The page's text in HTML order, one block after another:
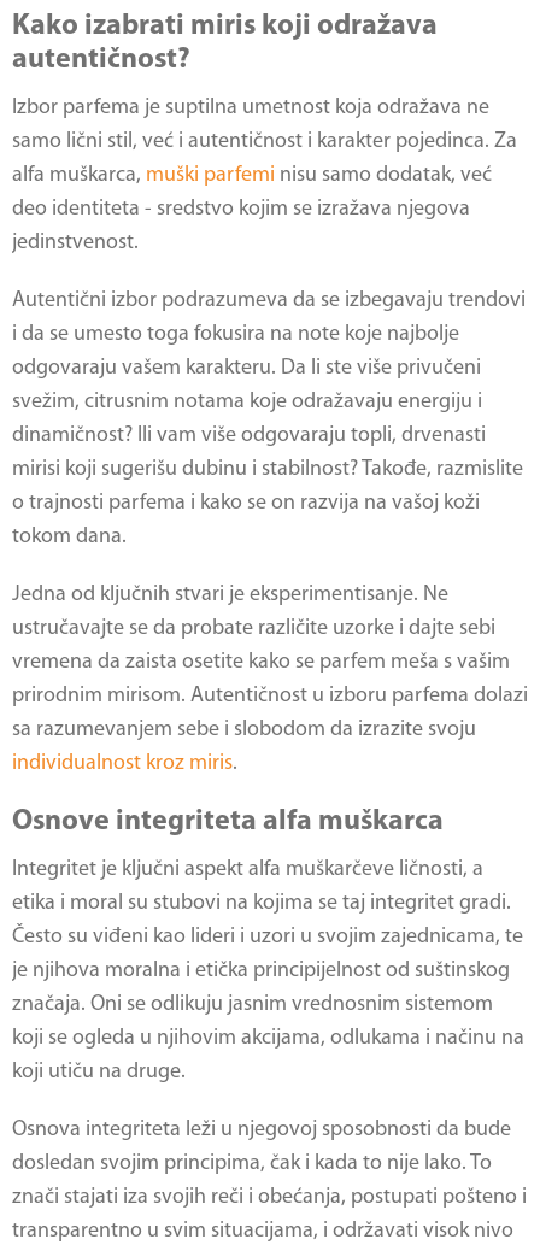
Kako izabrati miris koji odražava
autentičnost?
Izbor parfema je suptilna umetnost koja odražava ne
samo lični stil, već i autentičnost i karakter pojedinca. Za
alfa muškarca, muški parfemi nisu samo dodatak, već
deo identiteta - sredstvo kojim se izražava njegova
jedinstvenost.
Autentični izbor podrazumeva da se izbegavaju trendovi
i da se umesto toga fokusira na note koje najbolje
odgovaraju vašem karakteru. Da li ste više privučeni
svežim, citrusnim notama koje odražavaju energiju i
dinamičnost? Ili vam više odgovaraju topli, drvenasti
mirisi koji sugerišu dubinu i stabilnost? Takođe, razmislite
o trajnosti parfema i kako se on razvija na vašoj koži
tokom dana.
Jedna od ključnih stvari je eksperimentisanje. Ne
ustručavajte se da probate različite uzorke i dajte sebi
vremena da zaista osetite kako se parfem meša s vašim
prirodnim mirisom. Autentičnost u izboru parfema dolazi
sa razumevanjem sebe i slobodom da izrazite svoju
individualnost kroz miris.
Osnove integriteta alfa muškarca
Integritet je ključni aspekt alfa muškarčeve ličnosti, a
etika i moral su stubovi na kojima se taj integritet gradi.
Često su viđeni kao lideri i uzori u svojim zajednicama, te
je njihova moralna i etička principijelnost od suštinskog
značaja. Oni se odlikuju jasnim vrednosnim sistemom
koji se ogleda u njihovim akcijama, odlukama i načinu na
koji utiču na druge.
Osnova integriteta leži u njegovoj sposobnosti da bude
dosledan svojim principima, čak i kada to nije lako. To
znači stajati iza svojih reči i obećanja, postupati pošteno i
transparentno u svim situacijama, i održavati visok nivo